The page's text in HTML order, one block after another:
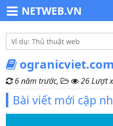
NETWEB.VN
ogranicviet.com
6 năm trước, 26 Lượt
Bài viết mới cập